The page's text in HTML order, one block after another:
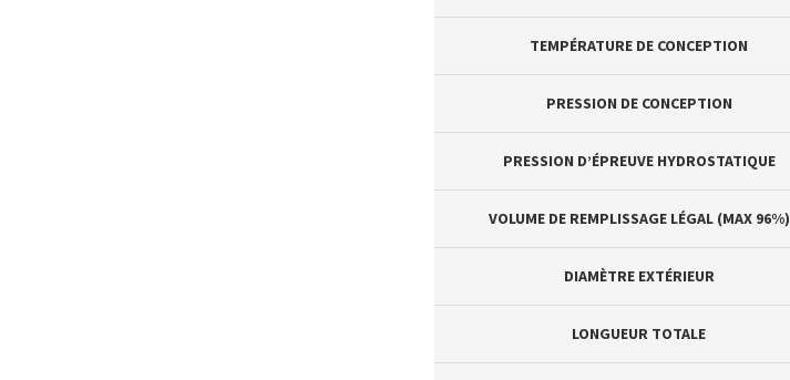
TEMPÉRATURE DE CONCEPTION
PRESSION DE CONCEPTION
PRESSION D’ÉPREUVE HYDROSTATIQUE
VOLUME DE REMPLISSAGE LÉGAL (MAX 96%)
DIAMÈTRE EXTÉRIEUR
LONGUEUR TOTALE